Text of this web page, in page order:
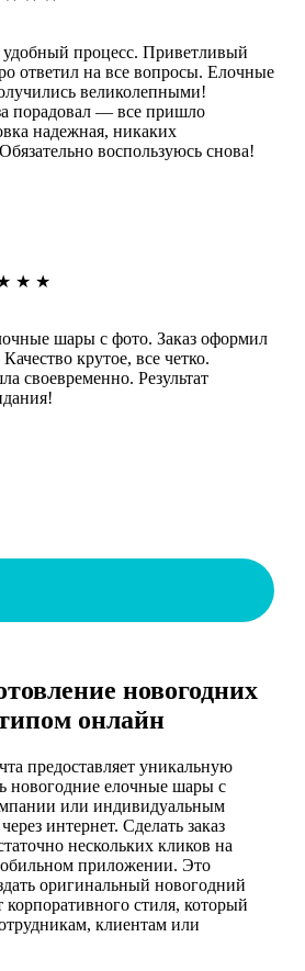
процесс. Приветливый
ответил на все вопросы. Елочные
великолепными!
порадовал — все пришло
надежная, никаких
воспользуюсь снова!
★ ★
шары с фото. Заказ оформил
крутое, все четко.
своевременно. Результат
новогодних
онлайн
предоставляет уникальную
новогодние елочные шары с
или индивидуальным
интернет. Сделать заказ
нескольких кликов на
приложении. Это
оригинальный новогодний
стиля, который
клиентам или